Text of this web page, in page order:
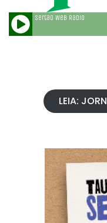
LEIA: